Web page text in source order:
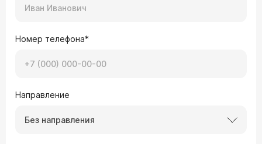
Номер телефона*
Направление
Без направления